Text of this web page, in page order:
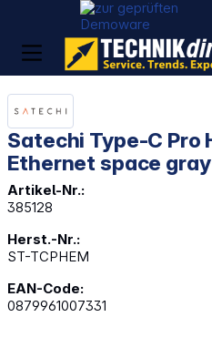
Satechi Type-C Pro
Ethernet space gray
Artikel-Nr.:
385128
Herst.-Nr.:
ST-TCPHEM
EAN-Code:
0879961007331